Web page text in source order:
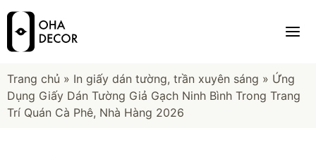
Trang chủ » In giấy dán tường, trần xuyên sáng » Ứng
Dụng Giấy Dán Tường Giả Gạch Ninh Bình Trong Trang
Trí Quán Cà Phê, Nhà Hàng 2026